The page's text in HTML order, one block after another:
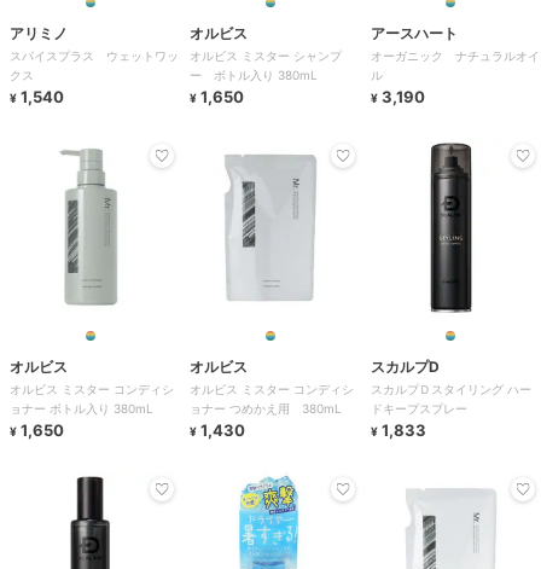
アリミノ
スパイスプラス ウェットワッ
クス
¥ 1,540
オルビス
オルビス ミスター シャンプ
ー ボトル入り 380mL
¥ 1,650
アースハート
オーガニック ナチュラルオイ
ル
¥ 3,190
オルビス
オルビス ミスター コンディシ
ョナー ボトル入り 380mL
¥ 1,650
オルビス
オルビス ミスター コンディシ
ョナー つめかえ用 380mL
¥ 1,430
スカルプD
スカルプＤスタイリング ハー
ドキープスプレー
¥ 1,833